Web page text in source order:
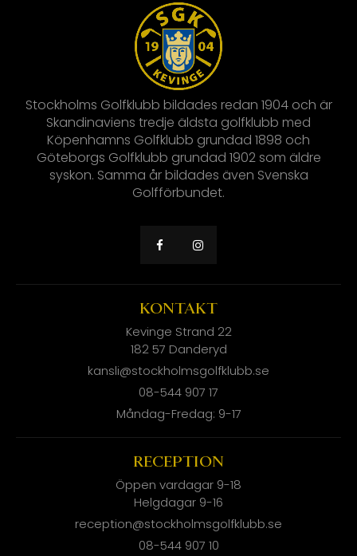
Stockholms Golfklubb bildades redan 1904 och är
Skandinaviens tredje äldsta golfklubb med
Köpenhamns Golfklubb grundad 1898 och
Göteborgs Golfklubb grundad 1902 som äldre
syskon. Samma år bildades även Svenska
Golfförbundet.
KONTAKT
Kevinge Strand 22
182 57 Danderyd
kansli@stockholmsgolfklubb.se
08-544 907 17
Måndag-Fredag: 9-17
RECEPTION
Öppen vardagar 9-18
Helgdagar 9-16
reception@stockholmsgolfklubb.se
08-544 907 10